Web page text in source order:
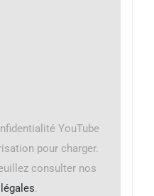
YouTube
pour charger.
consulter nos
.